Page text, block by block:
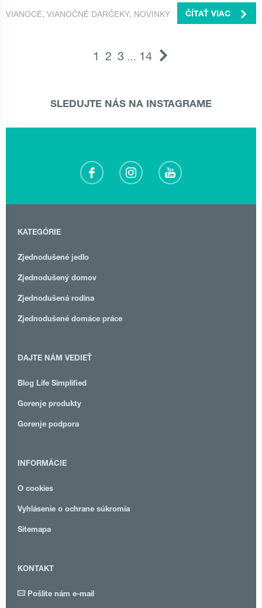
VIANOCE, VIANOČNÉ DARČEKY, NOVINKY ČÍTAŤ VIAC
1 2 3 … 14
SLEDUJTE NÁS NA INSTAGRAME
KATEGÓRIE
Zjednodušené jedlo
Zjednodušený domov
Zjednodušená rodina
Zjednodušené domáce práce
DAJTE NÁM VEDIEŤ
Blog Life Simplified
Gorenje produkty
Gorenje podpora
INFORMÁCIE
O cookies
Vyhlásenie o ochrane súkromia
Sitemapa
KONTAKT
Pošlite nám e-mail